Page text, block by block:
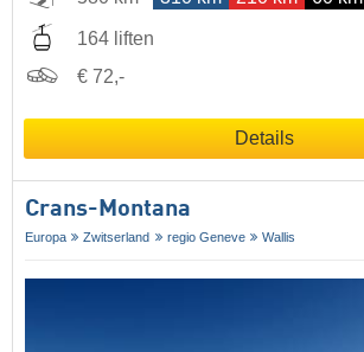
164 liften
€ 72,-
Details
Crans-Montana
Europa Zwitserland regio Geneve Wallis